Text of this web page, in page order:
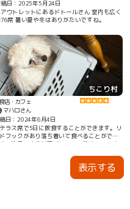
日：2025年5月24日
ウトレットにあるドトールさん 室内も広く
席 暑い夏や冬はありがたいですね。
ちこり村
店・カフェ
マハロさん
日：2024年6月4日
ラス席で5日に飲食することができます。リ
フックがあり落ち着いて食べることができ
す。地元の家庭料理ビュッフェ美味しいです
表示する